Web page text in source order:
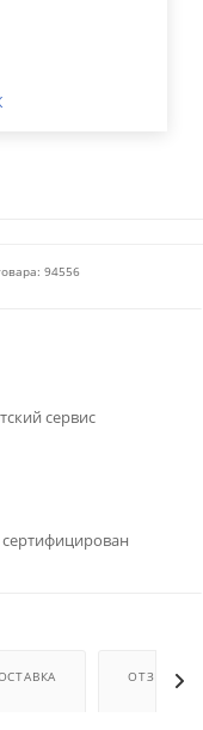
94556
сервис
ОТЗЫВЫ